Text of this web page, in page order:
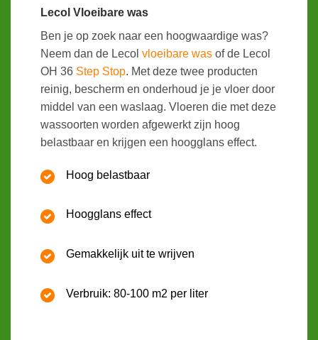
Lecol Vloeibare was
Ben je op zoek naar een hoogwaardige was?
Neem dan de Lecol vloeibare wasof de Lecol
OH 36 Step Stop. Met deze twee producten
reinig, bescherm en onderhoud je je vloer door
middel van een waslaag. Vloeren die met deze
wassoorten worden afgewerkt zijn hoog
belastbaar en krijgen een hoogglans effect.
Hoog belastbaar
Hoogglans effect
Gemakkelijk uit te wrijven
Verbruik: 80-100 m2 per liter